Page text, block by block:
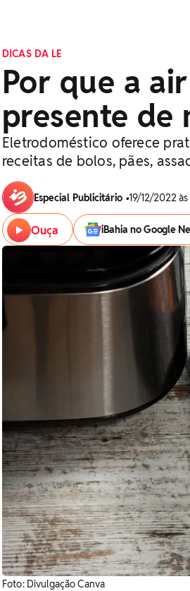
DICAS DA LE
Por que a
presente de
Eletrodoméstico oferece
receitas de bolos, pães,
Especial Publicitário •19/12/2022
Ouça iBahia no Google
Foto: Divulgação Canva